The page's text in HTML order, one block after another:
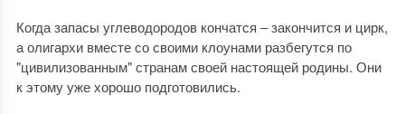
Когда запасы углеводородов кончатся ‒ закончится и цирк,
а олигархи вместе со своими клоунами разбегутся по
"цивилизованным" странам своей настоящей родины. Они
к этому уже хорошо подготовились.